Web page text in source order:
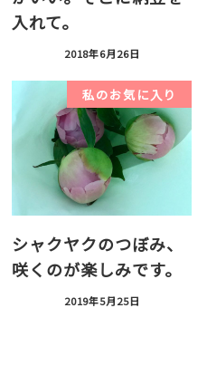
入れて。
2018年6月26日
私のお気に入り
シャクヤクのつぼみ、
咲くのが楽しみです。
2019年5月25日